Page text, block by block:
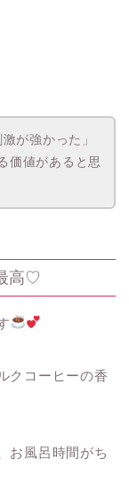
が強かった」
価値があると思
高♡
クコーヒーの香
お風呂時間がち